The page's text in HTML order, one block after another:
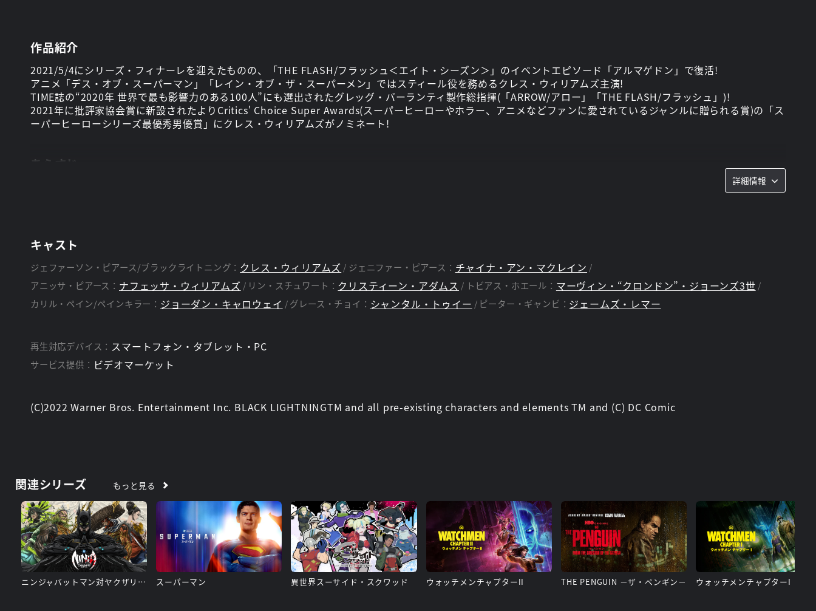
作品紹介
2021/5/4にシリーズ・フィナーレを迎えたものの、「THE FLASH/フラッシュ＜エイト・シーズン＞」のイベントエピソード「アルマゲドン」で復活!
アニメ「デス・オブ・スーパーマン」「レイン・オブ・ザ・スーパーメン」ではスティール役を務めるクレス・ウィリアムズ主演!
TIME誌の“2020年 世界で最も影響力のある100人”にも選出されたグレッグ・バーランティ製作総指揮(「ARROW/アロー」「THE FLASH/フラッシュ」)!
2021年に批評家協会賞に新設されたよりCritics' Choice Super Awards(スーパーヒーローやホラー、アニメなどファンに愛されているジャンルに贈られる賞)の「ス
ーパーヒーローシリーズ最優秀男優賞」にクレス・ウィリアムズがノミネート!
あらすじ
ジェファーソン・ピアース(クレス・ウィリアムズ)は多くの顔を持つ男だ。元オリンピック選手であり、尊敬される教育者であり、2人の娘を持つ父親である彼はま
ファー・ピアース(チャイナ・アン・マクレイン)。彼女は父親の運動能力を受け継ぎながらもアスリートになる気はない、勝気な高校生だ。体から電気エネルギーを
発し、ライトニングとして知られる彼女は、アニッサやジェファーソン以上の能力を秘めている。リン・スチュワート(クリスティーン・アダムス)はジェファーソン
の元妻だが、2人は娘たちの親としての役割を分け合っているだけでなく、離婚したいまでも深く愛し合っている。リンはメタヒューマンの治療薬の専門家だ。ピア
ース一家は、荒廃した街フリーランドを救うために、100(ワンハンドレッド)と自称する犯罪組織、そして悪名高い犯罪者トビアス・ホエール(マーヴィン・“クロン
ドン”・ジョーンズ3世)と戦っている。政府による人体実験問題と、メタヒューマンと中毒を作り出したドラッグの密売問題に悩まされているフリーランドは、危険
なマルコビアのターゲットになってしまう。だが強力な仲間もいる。ジェファーソンの父親代わりで元秘密情報員のピーター・ギャンビ(ジェームズ・レマー)とメタ
詳細情報
キャスト
ジェファーソン・ピアース/ブラックライトニング： クレス・ウィリアムズ ジェニファー・ピアース： チャイナ・アン・マクレイン
アニッサ・ピアース： ナフェッサ・ウィリアムズ リン・スチュワート： クリスティーン・アダムス トビアス・ホエール： マーヴィン・“クロンドン”・ジョーンズ3世
カリル・ペイン/ペインキラー： ジョーダン・キャロウェイ グレース・チョイ： シャンタル・トゥイー ピーター・ギャンビ： ジェームズ・レマー
再生対応デバイス： スマートフォン・タブレット・PC
サービス提供： ビデオマーケット
(C)2022 Warner Bros. Entertainment Inc. BLACK LIGHTNINGTM and all pre-existing characters and elements TM and (C) DC Comic
関連シリーズ もっと見る
ニンジャバットマン対ヤクザリーグ スーパーマン 異世界スーサイド・スクワッド ウォッチメンチャプターII THE PENGUIN －ザ・ペンギン－ ウォッチメンチャプターI